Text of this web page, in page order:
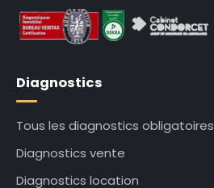
Diagnostics
Tous les diagnostics obligatoires
Diagnostics vente
Diagnostics location